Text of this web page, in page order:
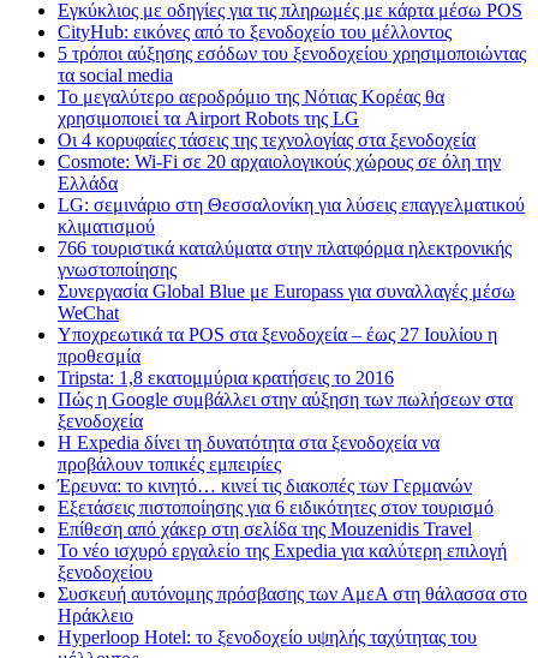
Εγκύκλιος με οδηγίες για τις πληρωμές με κάρτα μέσω POS
CityHub: εικόνες από το ξενοδοχείο του μέλλοντος
5 τρόποι αύξησης εσόδων του ξενοδοχείου χρησιμοποιώντας
τα social media
Το μεγαλύτερο αεροδρόμιο της Νότιας Κορέας θα
χρησιμοποιεί τα Airport Robots της LG
Οι 4 κορυφαίες τάσεις της τεχνολογίας στα ξενοδοχεία
Cosmote: Wi-Fi σε 20 αρχαιολογικούς χώρους σε όλη την
Ελλάδα
LG: σεμινάριο στη Θεσσαλονίκη για λύσεις επαγγελματικού
κλιματισμού
766 τουριστικά καταλύματα στην πλατφόρμα ηλεκτρονικής
γνωστοποίησης
Συνεργασία Global Blue με Europass για συναλλαγές μέσω
WeChat
Υποχρεωτικά τα POS στα ξενοδοχεία – έως 27 Ιουλίου η
προθεσμία
Tripsta: 1,8 εκατομμύρια κρατήσεις το 2016
Πώς η Google συμβάλλει στην αύξηση των πωλήσεων στα
ξενοδοχεία
Η Expedia δίνει τη δυνατότητα στα ξενοδοχεία να
προβάλουν τοπικές εμπειρίες
Έρευνα: το κινητό… κινεί τις διακοπές των Γερμανών
Εξετάσεις πιστοποίησης για 6 ειδικότητες στον τουρισμό
Επίθεση από χάκερ στη σελίδα της Mouzenidis Travel
Το νέο ισχυρό εργαλείο της Expedia για καλύτερη επιλογή
ξενοδοχείου
Συσκευή αυτόνομης πρόσβασης των ΑμεΑ στη θάλασσα στο
Ηράκλειο
Hyperloop Hotel: το ξενοδοχείο υψηλής ταχύτητας του